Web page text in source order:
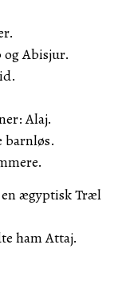
og Abisjur.
Alaj.
barnløs.
en ægyptisk Træl
ham Attaj.